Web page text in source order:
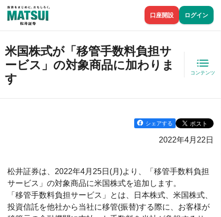
口座開設 ログイン
米国株式が「移管手数料負担サ
ービス」の対象商品に加わりま
す
コンテンツ
シェアする
2022年4月22日
松井証券は、2022年4月25日(月)より、「移管手数料負担
サービス」の対象商品に米国株式を追加します。
「移管手数料負担サービス」とは、日本株式、米国株式、
投資信託を他社から当社に移管(振替)する際に、お客様が